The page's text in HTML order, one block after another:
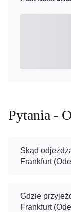
Pytania -
Skąd
Frankfurt
Gdzie
Frankfurt